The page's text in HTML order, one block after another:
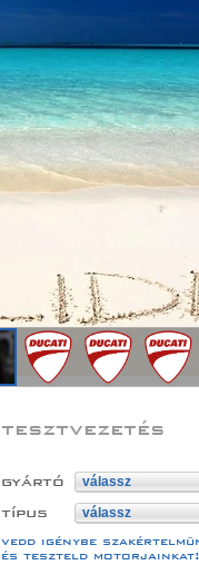
tesztvezetés
gyártó válassz
típus válassz
vedd igénybe
és teszteld motorjainkat!